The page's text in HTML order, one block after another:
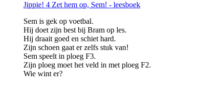
Jippie! 4 Zet hem op, Sem! - leesboek
Sem is gek op voetbal.
Hij doet zijn best bij Bram op les.
Hij draait goed en schiet hard.
Zijn schoen gaat er zelfs stuk van!
Sem speelt in ploeg F3.
Zijn ploeg moet het veld in met ploeg F2.
Wie wint er?